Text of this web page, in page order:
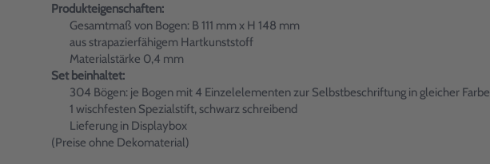
Produkteigenschaften:
Gesamtmaß von Bogen: B 111 mm x H 148 mm
aus strapazierfähigem Hartkunststoff
Materialstärke 0,4 mm
Set beinhaltet:
304 Bögen: je Bogen mit 4 Einzelelementen zur Selbstbeschriftung in gleicher Farbe
1 wischfesten Spezialstift, schwarz schreibend
Lieferung in Displaybox
(Preise ohne Dekomaterial)